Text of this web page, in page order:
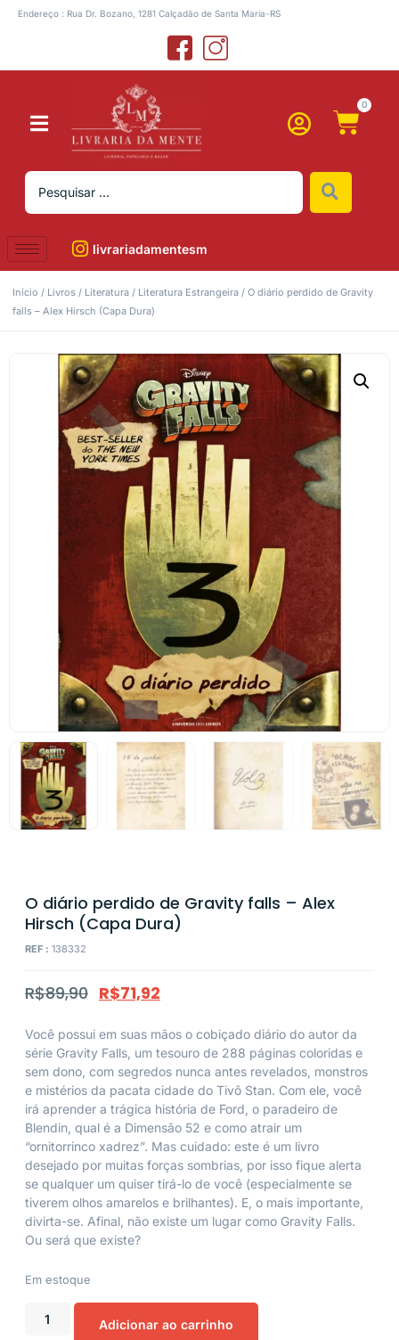
Endereço : Rua Dr. Bozano, 1281 Calçadão de Santa Maria-RS
0
livrariadamentesm
Início / Livros / Literatura / Literatura Estrangeira / O diário perdido de Gravity
falls – Alex Hirsch (Capa Dura)
O diário perdido de Gravity falls – Alex
Hirsch (Capa Dura)
REF : 138332
R$89,90 R$71,92
Você possui em suas mãos o cobiçado diário do autor da
série Gravity Falls, um tesouro de 288 páginas coloridas e
sem dono, com segredos nunca antes revelados, monstros
e mistérios da pacata cidade do Tivô Stan. Com ele, você
irá aprender a trágica história de Ford, o paradeiro de
Blendin, qual é a Dimensão 52 e como atrair um
“ornitorrinco xadrez”. Mas cuidado: este é um livro
desejado por muitas forças sombrias, por isso fique alerta
se qualquer um quiser tirá-lo de você (especialmente se
tiverem olhos amarelos e brilhantes). E, o mais importante,
divirta-se. Afinal, não existe um lugar como Gravity Falls.
Ou será que existe?
Em estoque
Adicionar ao carrinho